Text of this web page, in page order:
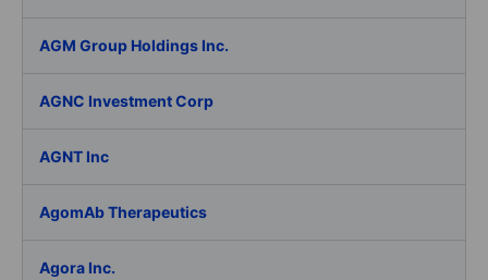
AGM Group Holdings Inc.
AGNC Investment Corp
AGNT Inc
AgomAb Therapeutics
Agora Inc.